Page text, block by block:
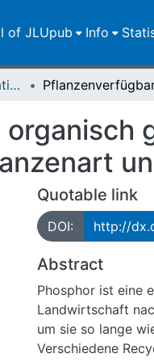
of JLUpub Info
Dissertationen/Habilitationen
Quotable link
DOI: http://
Abstract
Phosphor ist eine
Landwirtschaft
um sie so lange
Verschiedene